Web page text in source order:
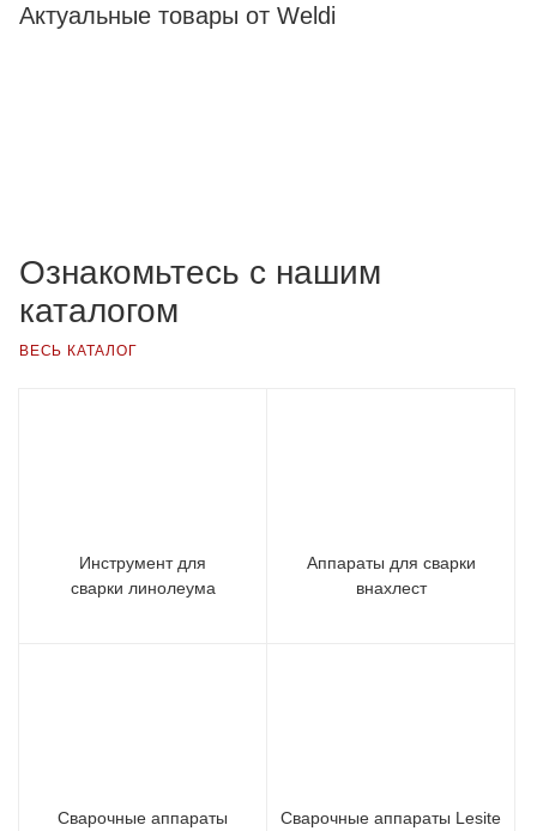
Актуальные товары от Weldi
Ознакомьтесь с нашим
каталогом
ВЕСЬ КАТАЛОГ
Инструмент для
сварки линолеума
Аппараты для сварки
внахлест
Сварочные аппараты
Сварочные аппараты Lesite